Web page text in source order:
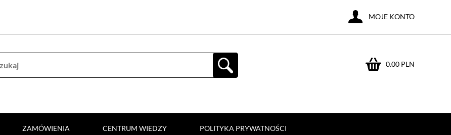
0.00 PLN
MOJE KONTO
ZAMÓWIENIA CENTRUM WIEDZY POLITYKA PRYWATNOŚCI